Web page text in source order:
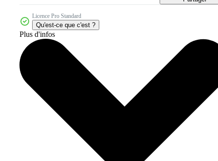
Licence Pro Standard
Qu'est-ce que c'est ?
Plus d'infos